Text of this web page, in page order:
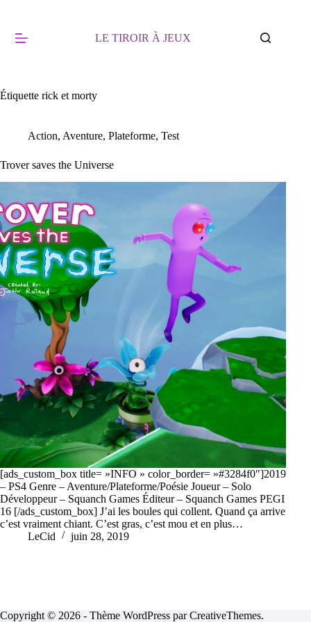
LE TIROIR À JEUX
Étiquette rick et morty
Action, Aventure, Plateforme, Test
Trover saves the Universe
[ads_custom_box title= »INFO » color_border= »#3284f0″]2019
– PS4 Genre – Aventure/Plateforme/Poésie Joueur – Solo
Développeur – Squanch Games Éditeur – Squanch Games PEGI
16 [/ads_custom_box] J’ai les boules qui collent. Quand ça arrive
c’est vraiment chiant. C’est gras, c’est mou et en plus…
LeCid
juin 28, 2019
Copyright © 2026 - Thème WordPress parCreativeThemes.